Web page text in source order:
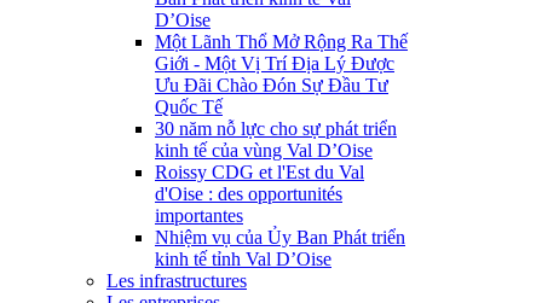
D’Oise
Một Lãnh Thổ Mở Rộng Ra Thế
Giới - Một Vị Trí Địa Lý Được
Ưu Đãi Chào Đón Sự Đầu Tư
Quốc Tế
30 năm nỗ lực cho sự phát triển
kinh tế của vùng Val D’Oise
Roissy CDG et l'Est du Val
d'Oise : des opportunités
importantes
Nhiệm vụ của Ủy Ban Phát triển
kinh tế tỉnh Val D’Oise
Les infrastructures